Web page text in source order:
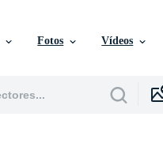
Fotos Vídeos